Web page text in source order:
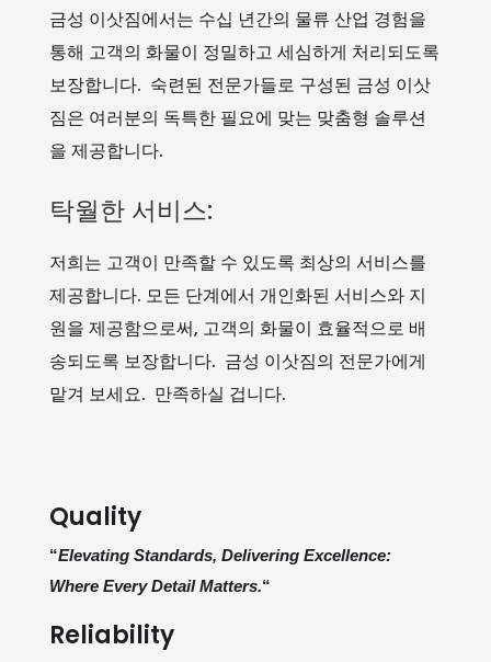
금성 이삿짐에서는 수십 년간의 물류 산업 경험을
통해 고객의 화물이 정밀하고 세심하게 처리되도록
보장합니다. 숙련된 전문가들로 구성된 금성 이삿
짐은 여러분의 독특한 필요에 맞는 맞춤형 솔루션
을 제공합니다.
탁월한 서비스:
저희는 고객이 만족할 수 있도록 최상의 서비스를
제공합니다. 모든 단계에서 개인화된 서비스와 지
원을 제공함으로써, 고객의 화물이 효율적으로 배
송되도록 보장합니다. 금성 이삿짐의 전문가에게
맡겨 보세요. 만족하실 겁니다.
Quality
“Elevating Standards, Delivering Excellence:
Where Every Detail Matters.“
Reliability